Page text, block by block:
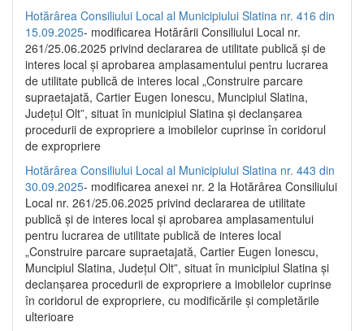
Hotărârea Consiliului Local al Municipiului Slatina nr. 416 din
15.09.2025- modificarea Hotărârii Consiliului Local nr.
261/25.06.2025 privind declararea de utilitate publică și de
interes local și aprobarea amplasamentului pentru lucrarea
de utilitate publică de interes local „Construire parcare
supraetajată, Cartier Eugen Ionescu, Muncipiul Slatina,
Județul Olt”, situat în municipiul Slatina și declanșarea
procedurii de expropriere a imobilelor cuprinse în coridorul
de expropriere
Hotărârea Consiliului Local al Municipiului Slatina nr. 443 din
30.09.2025- modificarea anexei nr. 2 la Hotărârea Consiliului
Local nr. 261/25.06.2025 privind declararea de utilitate
publică şi de interes local şi aprobarea amplasamentului
pentru lucrarea de utilitate publică de interes local
„Construire parcare supraetajată, Cartier Eugen Ionescu,
Muncipiul Slatina, Judeţul Olt”, situat în municipiul Slatina şi
declanşarea procedurii de expropriere a imobilelor cuprinse
în coridorul de expropriere, cu modificările şi completările
ulterioare